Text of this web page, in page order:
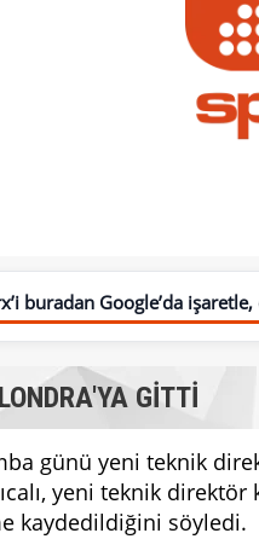
buradan Google’da
LONDRA'YA GİTTİ
günü yeni teknik
yeni teknik
kaydedildiğini söyledi.